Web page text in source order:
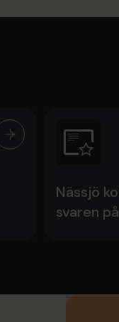
Nässjö
svaren